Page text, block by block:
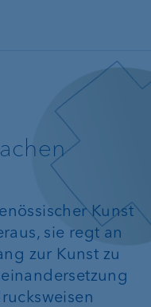
Kunst
sie regt an
zur Kunst zu